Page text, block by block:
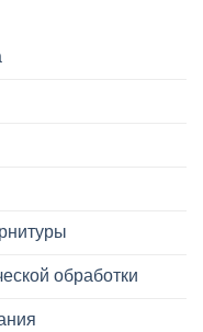
обработки